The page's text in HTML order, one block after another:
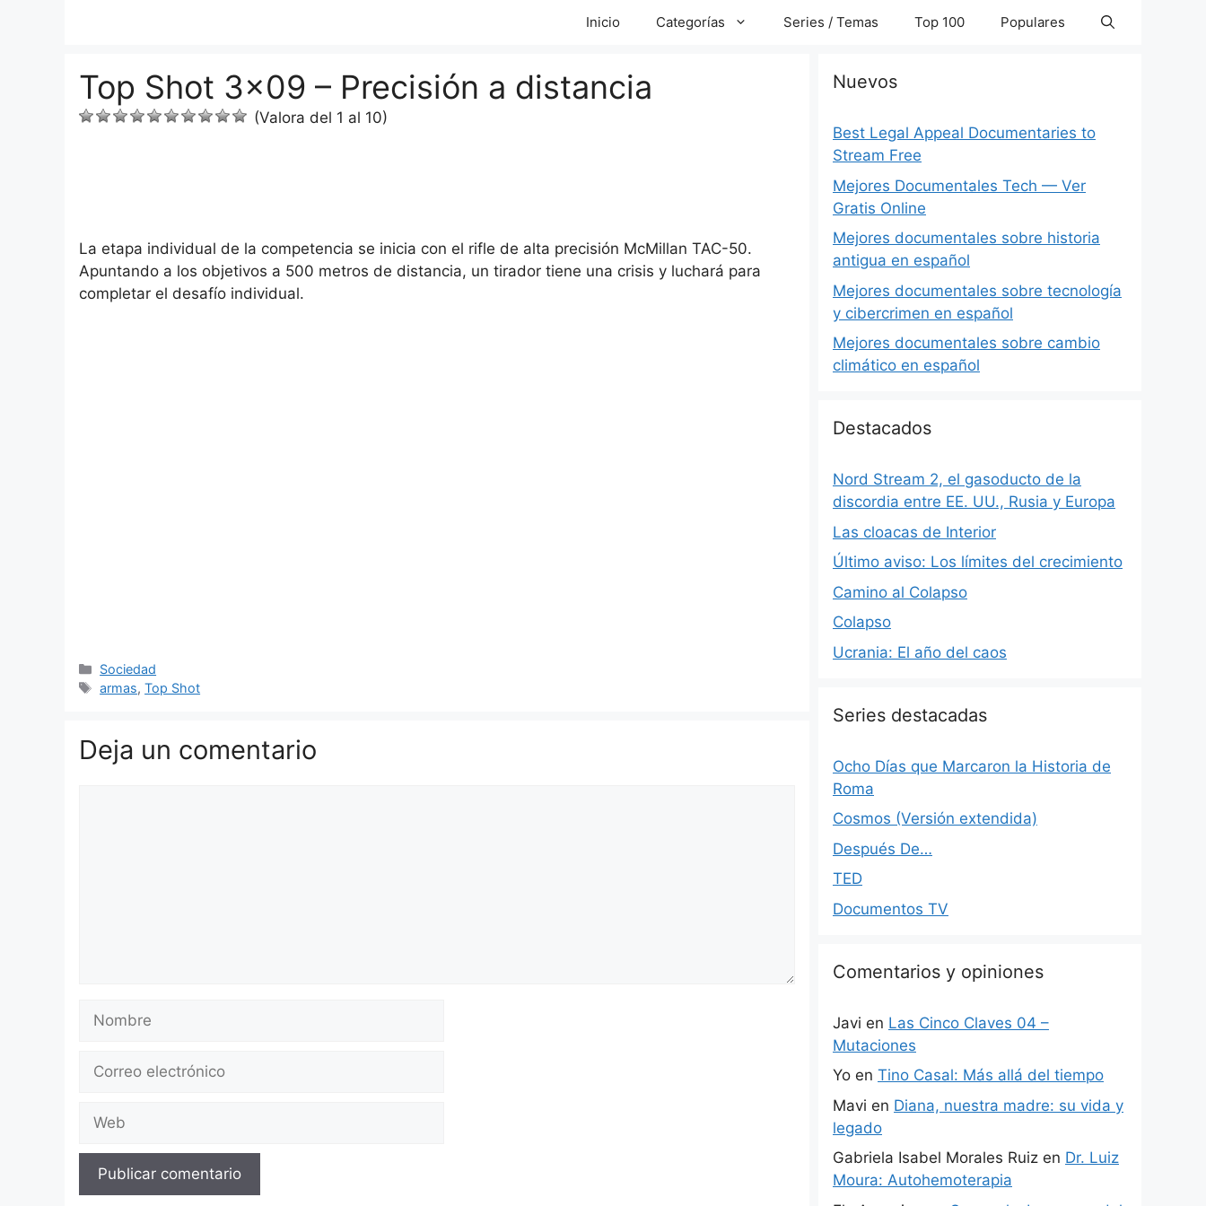
Inicio Categorías Series / Temas Top 100 Populares
Top Shot 3×09 – Precisión a distancia
(Valora del 1 al 10)
La etapa individual de la competencia se inicia con el rifle de alta precisión McMillan TAC-50.
Apuntando a los objetivos a 500 metros de distancia, un tirador tiene una crisis y luchará para
completar el desafío individual.
Categorías
Sociedad
Etiquetas
armas,Top Shot
Deja un comentario
Nombre
Correo
Web
Nuevos
Best Legal Appeal Documentaries to
Stream Free
Mejores Documentales Tech — Ver
Gratis Online
Mejores documentales sobre historia
antigua en español
Mejores documentales sobre tecnología
y cibercrimen en español
Mejores documentales sobre cambio
climático en español
Destacados
Nord Stream 2, el gasoducto de la
discordia entre EE. UU., Rusia y Europa
Las cloacas de Interior
Último aviso: Los límites del crecimiento
Camino al Colapso
Colapso
Ucrania: El año del caos
Series destacadas
Ocho Días que Marcaron la Historia de
Roma
Cosmos (Versión extendida)
Después De…
TED
Documentos TV
Comentarios y opiniones
Javi en Las Cinco Claves 04 –
Mutaciones
Yo en Tino Casal: Más allá del tiempo
Mavi en Diana, nuestra madre: su vida y
legado
Gabriela Isabel Morales Ruiz en Dr. Luiz
Moura: Autohemoterapia